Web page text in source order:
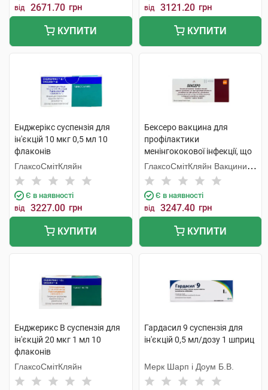
від 2671.70 грн
КУПИТИ
від 3121.20 грн
КУПИТИ
Енджерікс суспензія для
ін'єкцій 10 мкг 0,5 мл 10
флаконів
ГлаксоСмітКляйн
Є в наявності
від 3227.00 грн
КУПИТИ
Бексеро вакцина для
профілактики
менінгококової інфекції, що
викликається серогрупою В
суспензія для ін'єкцій 0,5 мл
1 шприц
ГлаксоСмітКляйн Вакцини
С.Р.Л.
Є в наявності
від 3247.40 грн
КУПИТИ
Енджерикс B суспензія для
ін'єкцій 20 мкг 1 мл 10
флаконів
ГлаксоСмітКляйн
Гардасил 9 суспензія для
ін'єкцій 0,5 мл/дозу 1 шприц
Мерк Шарп і Доум Б.В.